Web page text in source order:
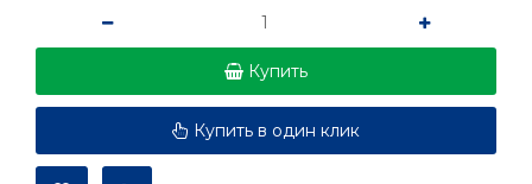
Купить
Купить в один клик